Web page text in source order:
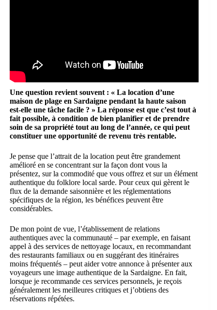
Une question revient souvent : « La location d’une
maison de plage en Sardaigne pendant la haute saison
est-elle une tâche facile ? » La réponse est que c’est tout à
fait possible, à condition de bien planifier et de prendre
soin de sa propriété tout au long de l’année, ce qui peut
constituer une opportunité de revenu très rentable.
Je pense que l’attrait de la location peut être grandement
amélioré en se concentrant sur la façon dont vous la
présentez, sur la commodité que vous offrez et sur un élément
authentique du folklore local sarde. Pour ceux qui gèrent le
flux de la demande saisonnière et les réglementations
spécifiques de la région, les bénéfices peuvent être
considérables.
De mon point de vue, l’établissement de relations
authentiques avec la communauté – par exemple, en faisant
appel à des services de nettoyage locaux, en recommandant
des restaurants familiaux ou en suggérant des itinéraires
moins fréquentés – peut aider votre annonce à présenter aux
voyageurs une image authentique de la Sardaigne. En fait,
lorsque je recommande ces services personnels, je reçois
généralement les meilleures critiques et j’obtiens des
réservations répétées.